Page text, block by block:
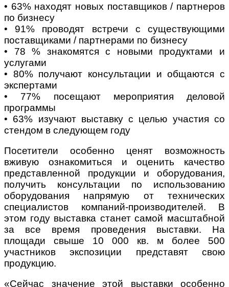
• 63% находят новых поставщиков / партнеров
по бизнесу
• 91% проводят встречи с существующими
поставщиками / партнерами по бизнесу
• 78 % знакомятся с новыми продуктами и
услугами
• 80% получают консультации и общаются с
экспертами
• 77% посещают мероприятия деловой
программы
• 63% изучают выставку с целью участия со
стендом в следующем году
Посетители особенно ценят возможность
вживую ознакомиться и оценить качество
представленной продукции и оборудования,
получить консультации по использованию
оборудования напрямую от технических
специалистов компаний-производителей. В
этом году выставка станет самой масштабной
за все время проведения выставки. На
площади свыше 10 000 кв. м более 500
участников экспозиции представят свою
продукцию.
«Сейчас значение этой выставки особенно